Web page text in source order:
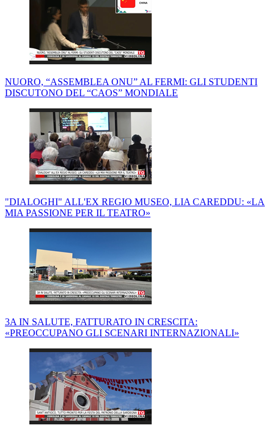
NUORO, “ASSEMBLEA ONU” AL FERMI: GLI STUDENTI
DISCUTONO DEL “CAOS” MONDIALE
"DIALOGHI" ALL'EX REGIO MUSEO, LIA CAREDDU: «LA
MIA PASSIONE PER IL TEATRO»
3A IN SALUTE, FATTURATO IN CRESCITA:
«PREOCCUPANO GLI SCENARI INTERNAZIONALI»